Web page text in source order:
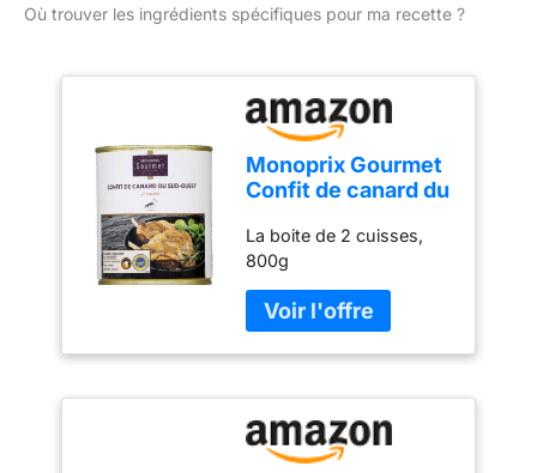
Où trouver les ingrédients spécifiques pour ma recette ?
Monoprix Gourmet
Confit de canard du
boite de 2 cuisses,
800g
La boite de 2 cuisses,
800g